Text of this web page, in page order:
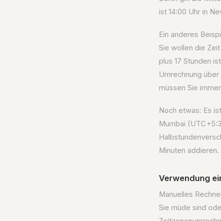
ist 14:00 Uhr in
Ein anderes
Sie wollen die
plus 17 Stunden
Umrechnung
müssen Sie
Noch etwas: Es
Mumbai
Minuten addieren.
Verwendung
Manuelles
Sie müde sind